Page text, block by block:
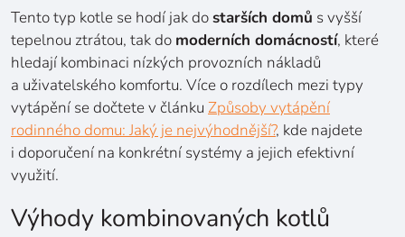
Tento typ kotle se hodí jak dostarších domů s vyšší
tepelnou ztrátou, tak do moderních domácností, které
hledají kombinaci nízkých provozních nákladů
a uživatelského komfortu. Více o rozdílech mezi typy
vytápění se dočtete v článku Způsoby vytápění
rodinného domu: Jaký je nejvýhodnější?, kde najdete
i doporučení na konkrétní systémy a jejich efektivní
využití.
Výhody kombinovaných kotlů